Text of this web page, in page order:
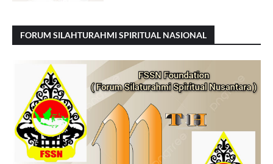
FORUM SILAHTURAHMI SPIRITUAL NASIONAL